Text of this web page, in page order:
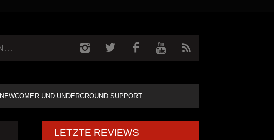
NEWCOMER UND UNDERGROUND SUPPORT
LETZTE REVIEWS